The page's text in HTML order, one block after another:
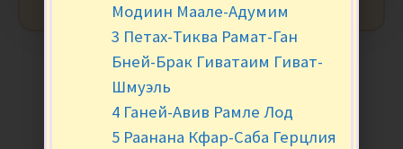
Модиин Маале-Адумим
3 Петах-Тиква Рамат-Ган
Бней-Брак Гиватаим Гиват-
Шмуэль
4 Ганей-Авив Рамле Лод
5 Раанана Кфар-Саба Герцлия